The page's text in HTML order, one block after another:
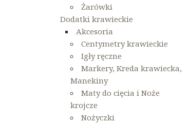
Żarówki
Dodatki krawieckie
Akcesoria
Centymetry krawieckie
Igły ręczne
Markery, Kreda krawiecka,
Manekiny
Maty do cięcia i Noże
krojcze
Nożyczki